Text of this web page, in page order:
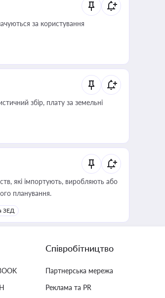
за користування
збір, плату за земельні
які імпортують, виробляють або
планування.
ЗЕД
Співробітництво
Партнерська мережа
Реклама та PR